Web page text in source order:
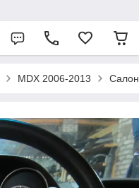
MDX 2006-2013